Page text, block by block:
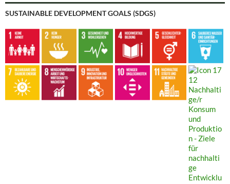
SUSTAINABLE DEVELOPMENT GOALS (SDGS)